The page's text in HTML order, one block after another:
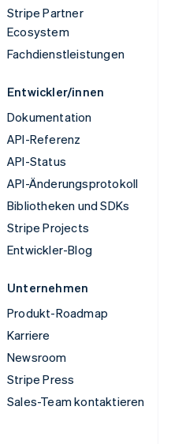
Stripe Partner
Ecosystem
Fachdienstleistungen
Entwickler/innen
Dokumentation
API-Referenz
API-Status
API-Änderungsprotokoll
Bibliotheken und SDKs
Stripe Projects
Entwickler-Blog
Unternehmen
Produkt-Roadmap
Karriere
Newsroom
Stripe Press
Sales-Team kontaktieren